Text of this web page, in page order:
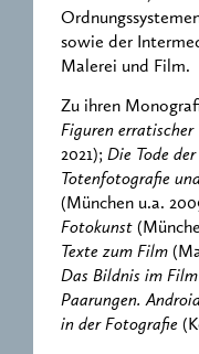
sowie der
Malerei und Film.
Zu ihren
Figuren erratischer
2021); Die Tode
Totenfotografie
(München u.a.
Fotokunst
Texte zum Film
Das Bildnis im Film
Paarungen.
in der Fotografie